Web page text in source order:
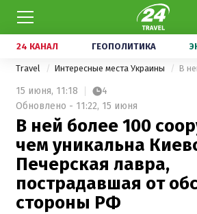
24 КАНАЛ ГЕОПОЛИТИКА
Travel Интересные места Украины
15 июня, 11:18
4
Обновлено - 11:22, 15 июня
В ней более 100
чем уникальна
Печерская лавра,
пострадавшая от
стороны РФ